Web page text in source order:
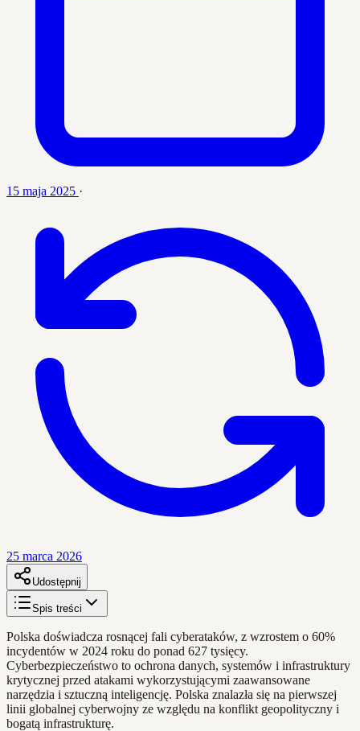
15 maja 2025 ·
25 marca 2026
Udostępnij
Spis treści
Polska doświadcza rosnącej fali cyberataków, z wzrostem o 60%
incydentów w 2024 roku do ponad 627 tysięcy.
Cyberbezpieczeństwo to ochrona danych, systemów i infrastruktury
krytycznej przed atakami wykorzystującymi zaawansowane
narzędzia i sztuczną inteligencję. Polska znalazła się na pierwszej
linii globalnej cyberwojny ze względu na konflikt geopolityczny i
bogatą infrastrukturę.